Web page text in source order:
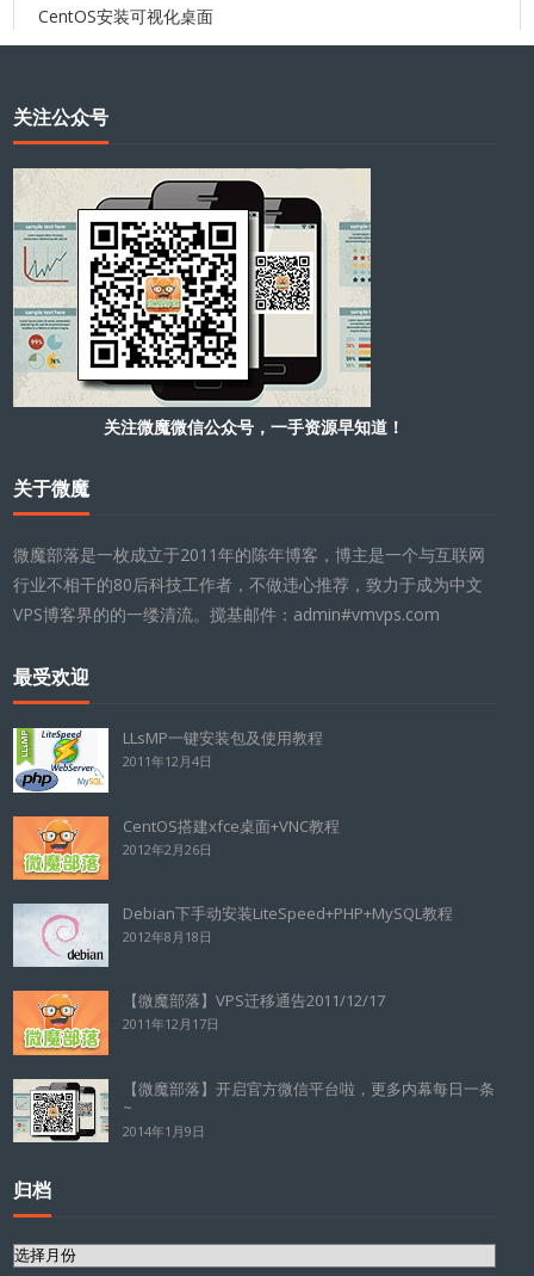
CentOS安装可视化桌面
关注公众号
关注微魔微信公众号，一手资源早知道！
关于微魔
微魔部落是一枚成立于2011年的陈年博客，博主是一个与互联网
行业不相干的80后科技工作者，不做违心推荐，致力于成为中文
VPS博客界的的一缕清流。搅基邮件：admin#vmvps.com
最受欢迎
LLsMP一键安装包及使用教程
2011年12月4日
CentOS搭建xfce桌面+VNC教程
2012年2月26日
Debian下手动安装LiteSpeed+PHP+MySQL教程
2012年8月18日
【微魔部落】VPS迁移通告2011/12/17
2011年12月17日
【微魔部落】开启官方微信平台啦，更多内幕每日一条
~
2014年1月9日
归档
归